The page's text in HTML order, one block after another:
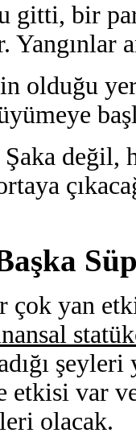
gitti, bir
olduğu
değil,
çok yan
etkisi var
olacak.